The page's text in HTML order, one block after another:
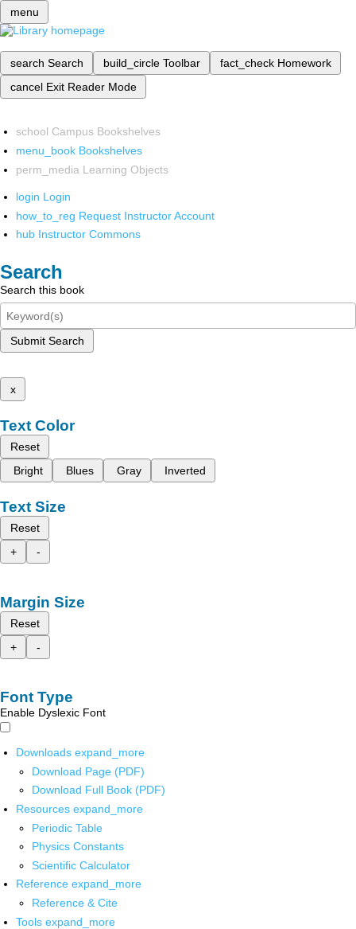
menu
search Search build_circle Toolbar fact_check Homework
cancel Exit Reader Mode
school Campus Bookshelves
menu_book Bookshelves
perm_media Learning Objects
login Login
how_to_reg Request Instructor Account
hub Instructor Commons
Search
Search this book
Submit Search
x
Text Color
Reset
Bright
Blues Gray Inverted
Text Size
Reset
+
-
Margin Size
Reset
+
-
Font Type
Enable Dyslexic Font
Downloads expand_more
Download Page (PDF)
Download Full Book (PDF)
Resources expand_more
Periodic Table
Physics Constants
Scientific Calculator
Reference expand_more
Reference & Cite
Tools expand_more